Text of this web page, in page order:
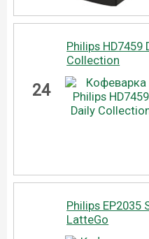
24
Philips HD7459
Collection
Philips EP2035
LatteGo